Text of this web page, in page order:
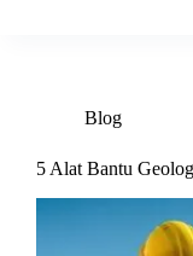
Blog
5 Alat Bantu